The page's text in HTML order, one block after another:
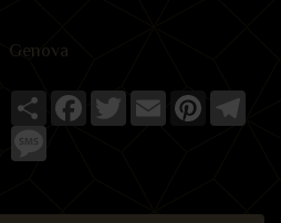
Genova
Share Facebook
TwitterEmail Pinterest
Message